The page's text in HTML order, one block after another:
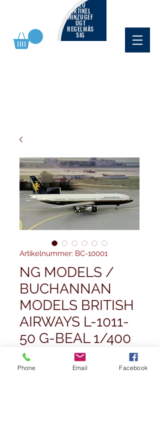
NEU
ARTIKEL
HINZUGEF
ÜGT
REGELMÄS
SIG
Artikelnummer: BC-10001
NG MODELS /
BUCHANNAN
MODELS BRITISH
AIRWAYS L-1011-
50 G-BEAL 1/400
55,00 £Preis
Phone Email Facebook